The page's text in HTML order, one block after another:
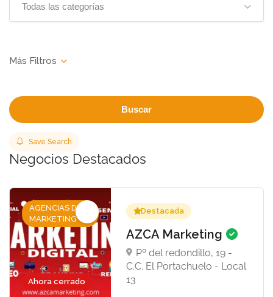
Todas las categorías
Buscar
Save Search
Negocios Destacados
Ahora cerrado
AGENCIAS DE
MARKETING
Destacada
AZCA Marketing
Pº del redondillo, 19 -
C.C. El Portachuelo - Local
13